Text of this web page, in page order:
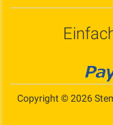
Copyright © 2026